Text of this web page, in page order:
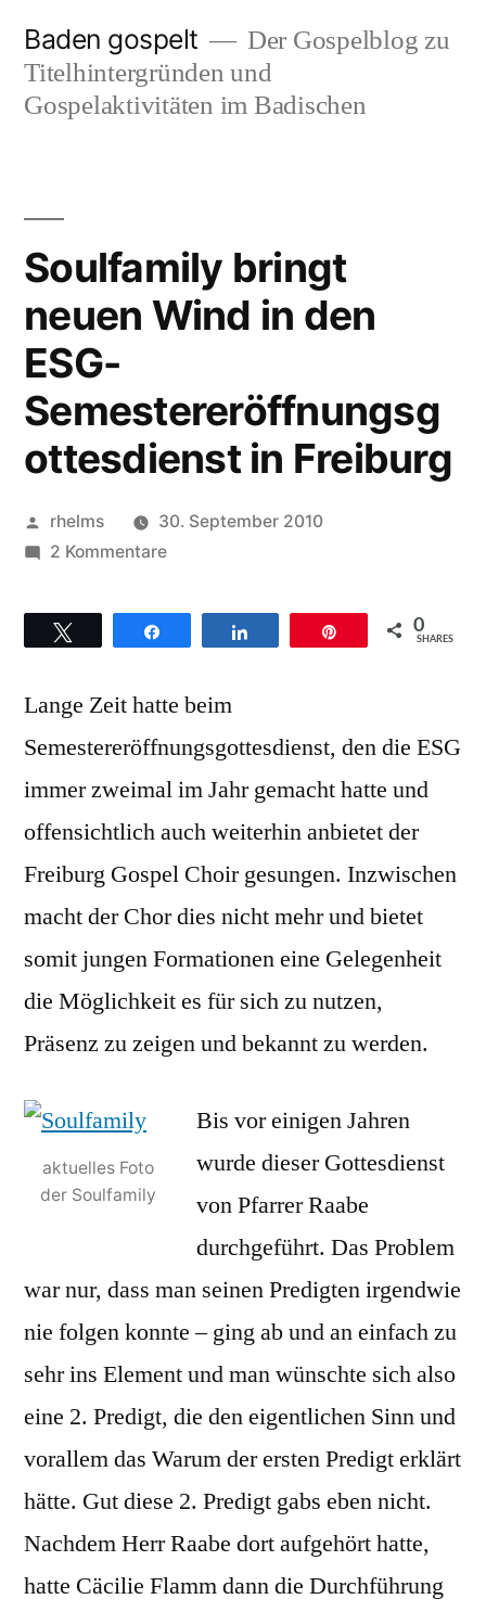
Inhalt
springen
Baden gospelt
Der Gospelblog zu
Titelhintergründen und
Gospelaktivitäten im Badischen
Soulfamily bringt
neuen Wind in den
ESG-
Semestereröffnungsg
ottesdienst in Freiburg
Veröffentlicht
von
rhelms
30. September 2010
2 Kommentarezu
bringt
neuen
in
ESG-
Semestereröffnungsgottesdienst
in
0
SHARES
Lange Zeit hatte beim
Semestereröffnungsgottesdienst, den die ESG
immer zweimal im Jahr gemacht hatte und
offensichtlich auch weiterhin anbietet der
Freiburg Gospel Choir gesungen. Inzwischen
macht der Chor dies nicht mehr und bietet
somit jungen Formationen eine Gelegenheit
die Möglichkeit es für sich zu nutzen,
Präsenz zu zeigen und bekannt zu werden.
aktuelles Foto
der Soulfamily
Bis vor einigen Jahren
wurde dieser Gottesdienst
von Pfarrer Raabe
durchgeführt. Das Problem
war nur, dass man seinen Predigten irgendwie
nie folgen konnte – ging ab und an einfach zu
sehr ins Element und man wünschte sich also
eine 2. Predigt, die den eigentlichen Sinn und
vorallem das Warum der ersten Predigt erklärt
hätte. Gut diese 2. Predigt gabs eben nicht.
Nachdem Herr Raabe dort aufgehört hatte,
hatte Cäcilie Flamm dann die Durchführung